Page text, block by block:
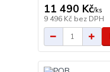
11 490 Kč/ks
9 496 Kč bez DPH